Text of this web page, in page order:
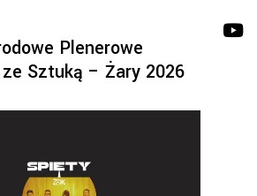
Plenerowe
Sztuką – Żary 2026